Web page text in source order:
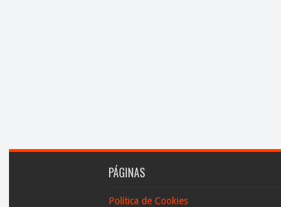
PÁGINAS
Política de Cookies